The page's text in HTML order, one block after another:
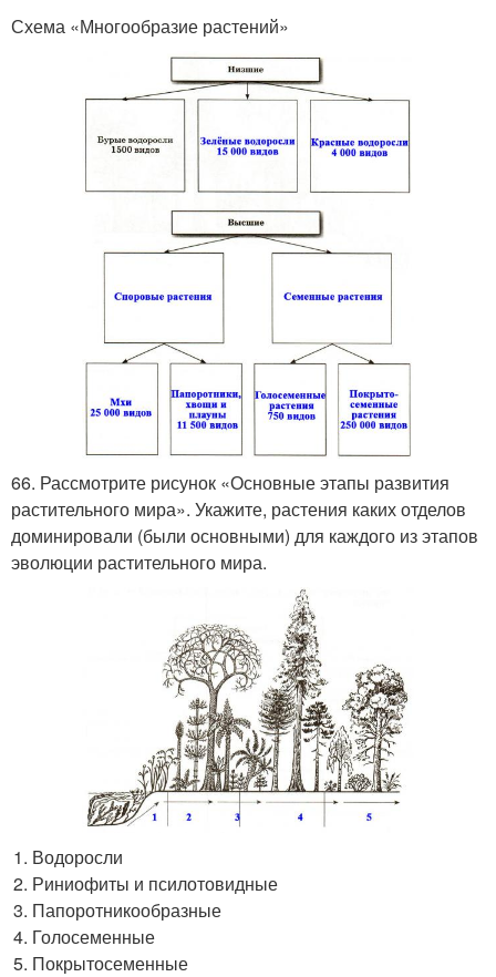
Схема «Многообразие растений»
66. Рассмотрите рисунок «Основные этапы развития
растительного мира». Укажите, растения каких отделов
доминировали (были основными) для каждого из этапов
эволюции растительного мира.
Водоросли
Риниофиты и псилотовидные
Папоротникообразные
Голосеменные
Покрытосеменные